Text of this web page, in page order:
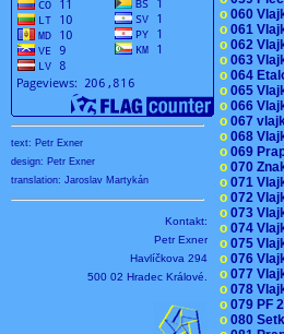
text: Petr Exner
design: Petr Exner
translation: Jaroslav Martykán
Kontakt:
Petr Exner
Havlíčkova 294
500 02 Hradec Králové.
o 060
o 061
o 062
o 063
o 064
o 065
o 066
o 067
o 068
o 069
o 070
o 071
o 072
o 073
o 074
o 075
o 076
o 077
o 078
o 079 PF
o 080